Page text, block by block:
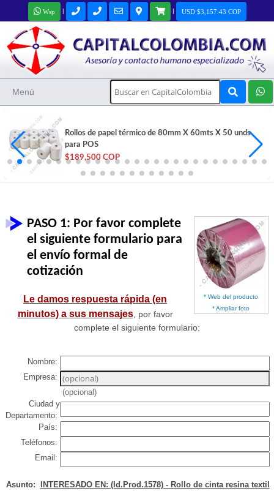
Wsp | | USD $3,157.43 COP
Menú
Rollos de papel térmico de 80mm X 60mts X 50 unds
para POS
$189,500 COP
* Web del producto
* Ampliar foto
PASO 1: Por favor complete
el siguiente formulario para
el envío formal de
cotización
Le damos respuesta rápida (en
minutos) a sus mensajes, por favor
complete el siguiente formulario:
Nombre:
Empresa:
(opcional)
Ciudad y
Departamento:
País:
Teléfonos:
Email:
Asunto:
INTERESADO EN: (Id.Prod.1578) - Rollo de cinta resina textil